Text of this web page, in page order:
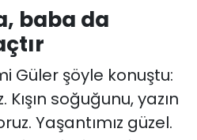
baba da
Güler şöyle konuştu:
soğuğunu, yazın
Yaşantımız güzel.